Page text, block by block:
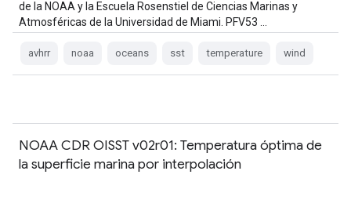
de la NOAA y la Escuela Rosenstiel de Ciencias Marinas y
Atmosféricas de la Universidad de Miami. PFV53 …
avhrr noaa oceans sst temperature wind
NOAA CDR OISST v02r01: Temperatura óptima de
la superficie marina por interpolación